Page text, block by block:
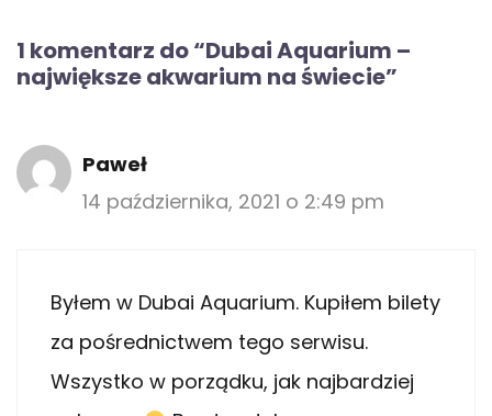
1 komentarz do “Dubai Aquarium –
największe akwarium na świecie”
Paweł
14 października, 2021 o 2:49 pm
Byłem w Dubai Aquarium. Kupiłem bilety
za pośrednictwem tego serwisu.
Wszystko w porządku, jak najbardziej